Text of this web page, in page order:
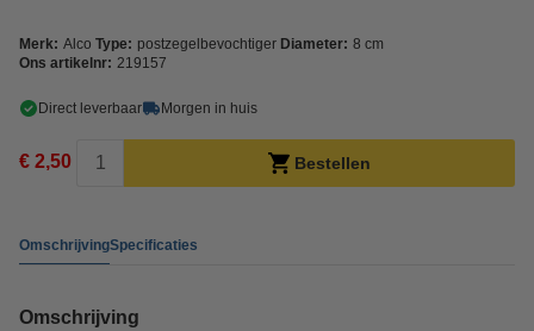
Merk: Alco Type: postzegelbevochtiger Diameter: 8 cm
Ons artikelnr: 219157
Direct leverbaar Morgen in huis
€ 2,50 Bestellen
OmschrijvingSpecificaties
Omschrijving